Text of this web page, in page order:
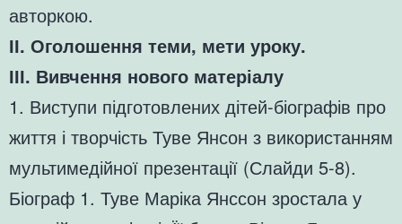
авторкою.
ІІ. Оголошення теми, мети уроку.
ІІІ. Вивчення нового матеріалу
1. Виступи підготовлених дітей-біографів про
життя і творчість Туве Янсон з використанням
мультимедійної презентації (Слайди 5-8).
Біограф 1. Туве Маріка Янссон зростала у